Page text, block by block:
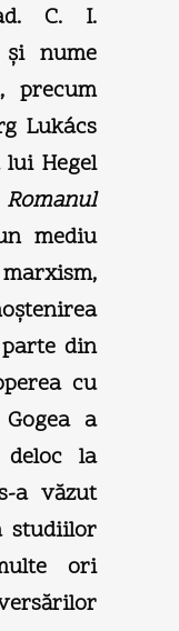
C. I.
nume
precum
Lukács
Hegel
Romanul
mediu
din
cu
a
la
a văzut
studiilor
ori